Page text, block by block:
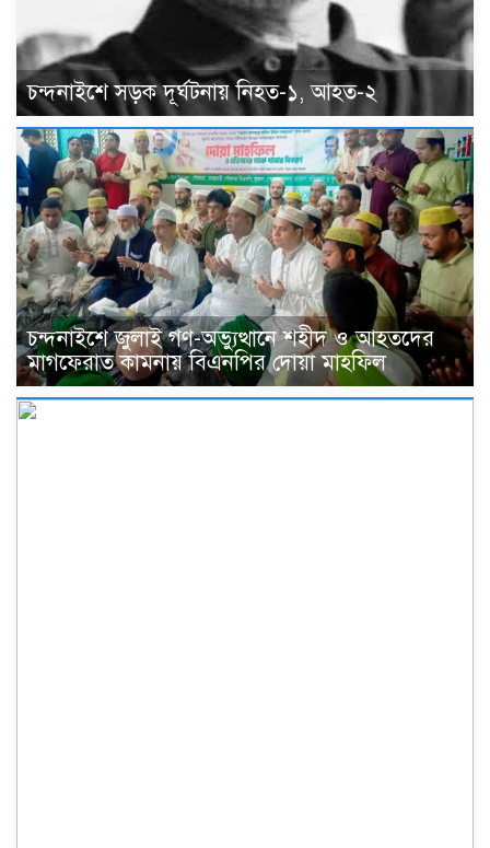
চন্দনাইশে সড়ক দূর্ঘটনায় নিহত-১, আহত-২
চন্দনাইশে জুলাই গণ-অভ্যুত্থানে শহীদ ও আহতদের
মাগফেরাত কামনায় বিএনপির দোয়া মাহফিল